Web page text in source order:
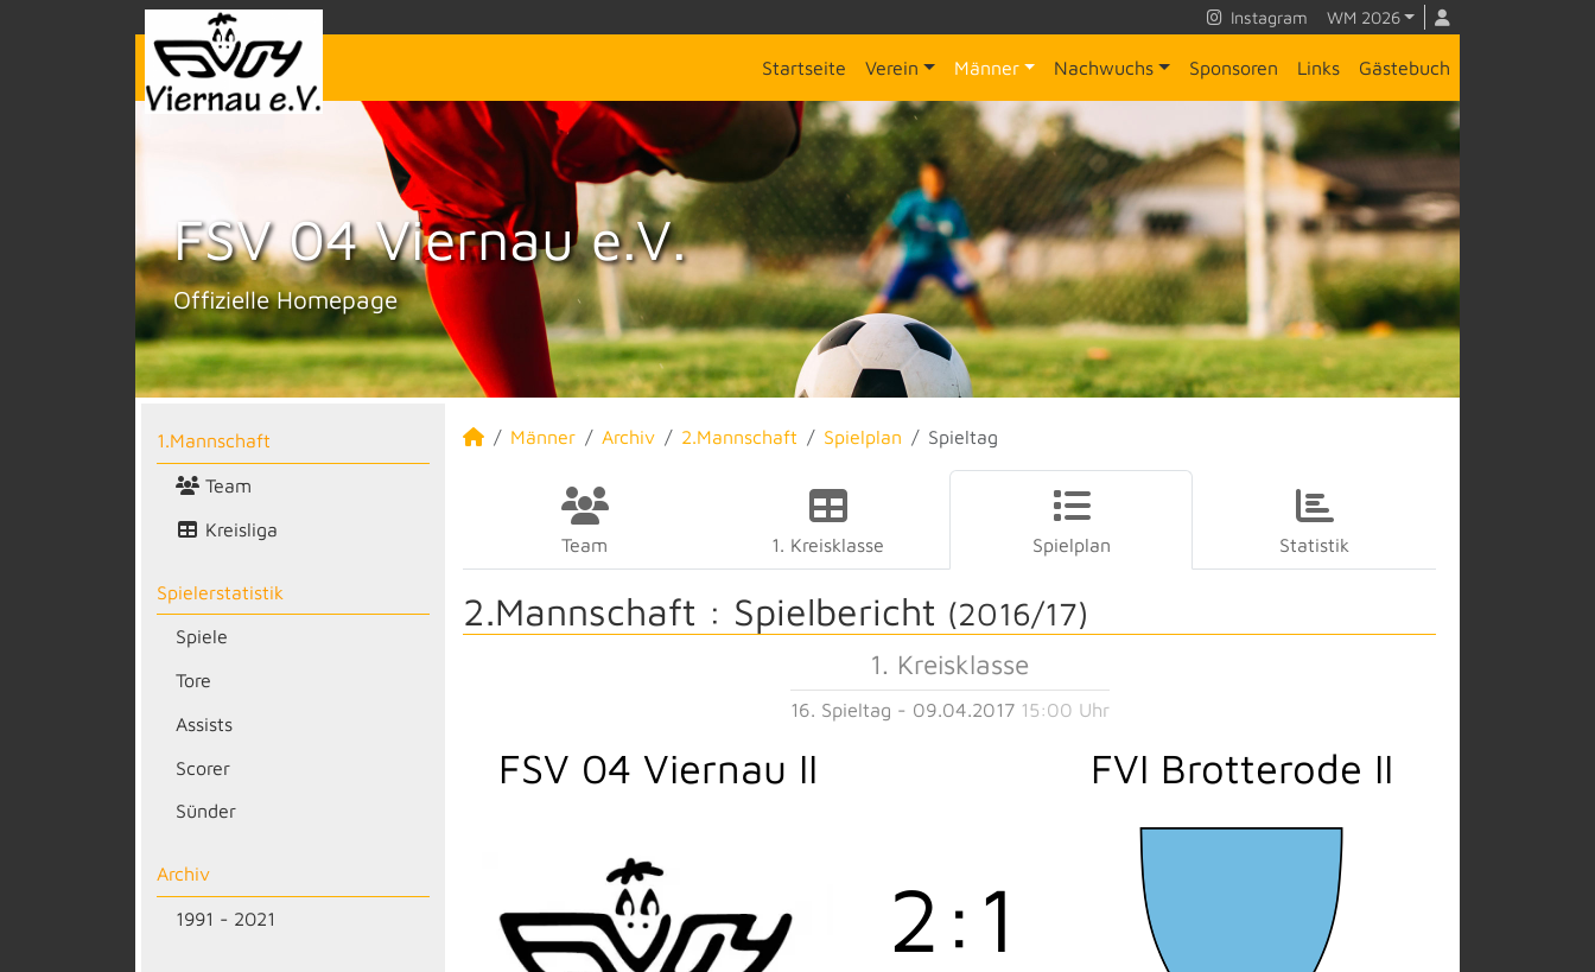
Instagram WM 2026
Startseite Verein Männer Nachwuchs Sponsoren Links Gästebuch
FSV 04 Viernau e.V.
Offizielle Homepage
1.Mannschaft
Team
Kreisliga
Spielerstatistik
Spiele
Tore
Assists
Scorer
Sünder
Archiv
1991 - 2021
Männer Archiv 2.Mannschaft Spielplan Spieltag
Team 1. Kreisklasse Spielplan Statistik
2.Mannschaft : Spielbericht (2016/17)
1. Kreisklasse
16. Spieltag - 09.04.2017 15:00 Uhr
FSV 04 Viernau II FVI Brotterode II
2 : 1